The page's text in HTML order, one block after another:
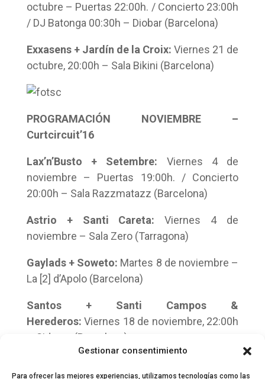
Gestionar consentimiento
Para ofrecer las mejores experiencias, utilizamos tecnologías como las
octubre – Puertas 22:00h. / Concierto 23:00h
/ DJ Batonga 00:30h – Diobar (Barcelona)
Exxasens + Jardín de la Croix:Viernes 21 de
octubre, 20:00h – Sala Bikini (Barcelona)
PROGRAMACIÓN NOVIEMBRE –
Curtcircuit’16
Lax’n’Busto + Setembre: Viernes 4 de
noviembre – Puertas 19:00h. / Concierto
20:00h – Sala Razzmatazz (Barcelona)
Astrio + Santi Careta:
Viernes 4 de
noviembre – Sala Zero (Tarragona)
Gaylads + Soweto: Martes 8 de noviembre –
La [2] d’Apolo (Barcelona)
Santos + Santi Campos &
Herederos:Viernes 18 de noviembre, 22:00h
– Sidecar (Barcelona)